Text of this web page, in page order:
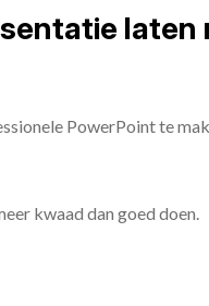
laten
PowerPoint te
kwaad dan goed doen.